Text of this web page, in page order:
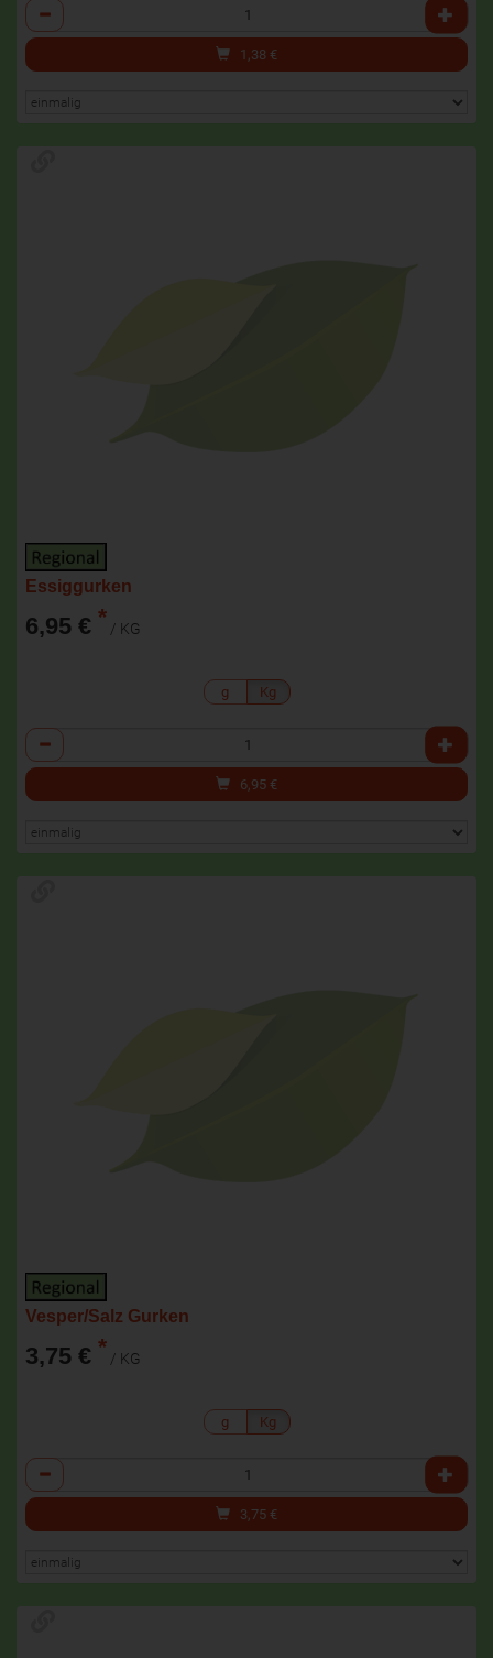
Anzahl
1,38 €
Essiggurken
6,95 € * / KG
g Kg
Anzahl
6,95 €
Vesper/Salz Gurken
3,75 € * / KG
g Kg
Anzahl
3,75 €